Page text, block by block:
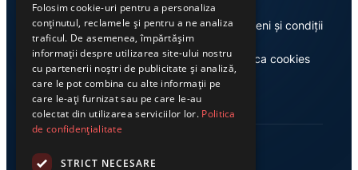
Despre noi
Casa de editură Exclusiv
Termeni și condiții
Politica cookies
Folosim cookie-uri pentru a personaliza
conținutul, reclamele și pentru a ne analiza
traficul. De asemenea, împărtășim
informații despre utilizarea site-ului nostru
cu partenerii noștri de publicitate și analiză,
care le pot combina cu alte informații pe
care le-ați furnizat sau pe care le-au
colectat din utilizarea serviciilor lor. Politica
de confidențialitate
STRICT NECESARE